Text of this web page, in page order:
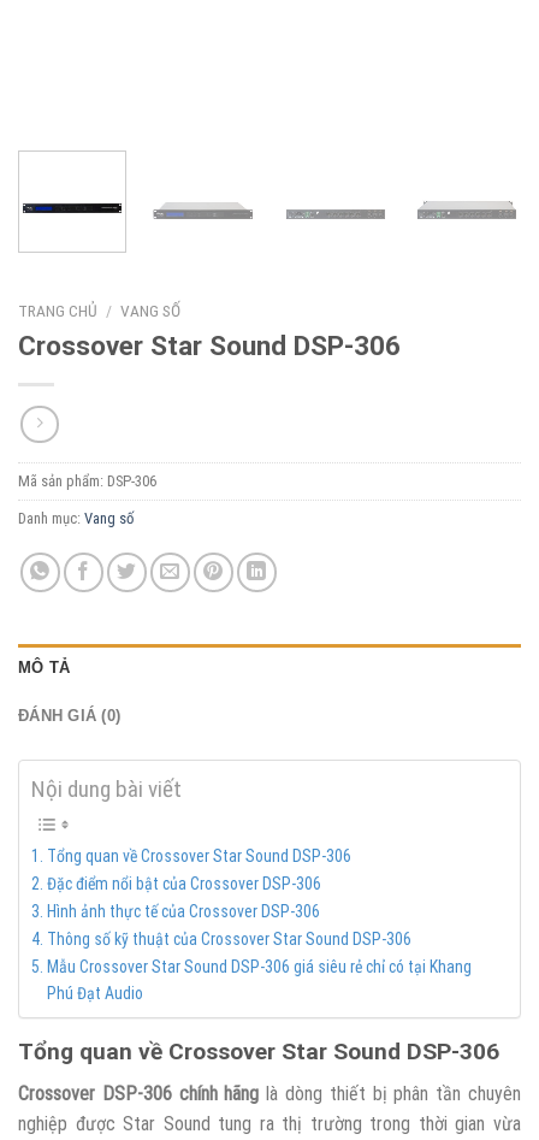
TRANG CHỦ / VANG SỐ
Crossover Star Sound DSP-306
Mã sản phẩm: DSP-306
Danh mục: Vang số
MÔ TẢ
ĐÁNH GIÁ (0)
Nội dung bài viết
Tổng quan về Crossover Star Sound DSP-306
Đặc điểm nổi bật của Crossover DSP-306
Hình ảnh thực tế của Crossover DSP-306
Thông số kỹ thuật của Crossover Star Sound DSP-306
Mẫu Crossover Star Sound DSP-306 giá siêu rẻ chỉ có tại Khang
Phú Đạt Audio
Tổng quan về Crossover Star Sound DSP-306
Crossover DSP-306 chính hãng là dòng thiết bị phân tần chuyên
nghiệp được Star Sound tung ra thị trường trong thời gian vừa